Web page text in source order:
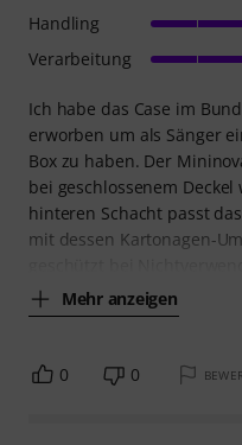
Ich habe das Case im
erworben um als Sänger
Box zu haben. Der
bei geschlossenem
hinteren Schacht passt
mit dessen Kartonagen-
Mehr anzeigen
Handling
Verarbeitung
0 0